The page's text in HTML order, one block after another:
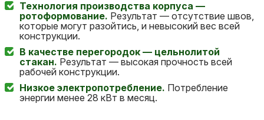
Технология производства корпуса —
ротоформование. Результат — отсутствие швов,
которые могут разойтись, и невысокий вес всей
конструкции.
В качестве перегородок — цельнолитой
стакан. Результат — высокая прочность всей
рабочей конструкции.
Низкое электропотребление. Потребление
энергии менее 28 кВт в месяц.